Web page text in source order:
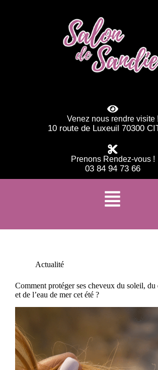
Venez nous rendre visite !
10 route de Luxeuil 70300
Prenons Rendez-vous !
03 84 94 73 66
Actualité
Comment protéger ses cheveux du soleil, du
et de l’eau de mer cet été ?